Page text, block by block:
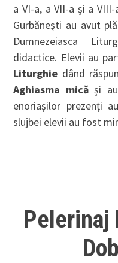
a VI-a, a VII-a și a
Gurbănești au avut
Dumnezeiasca
didactice. Elevii au
Liturghie dând
Aghiasma micăși au
enoriașilor prezenți
slujbei elevii au fost
Pelerinaj